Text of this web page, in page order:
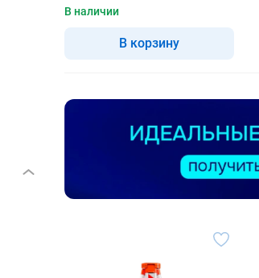
В наличии
В корзину